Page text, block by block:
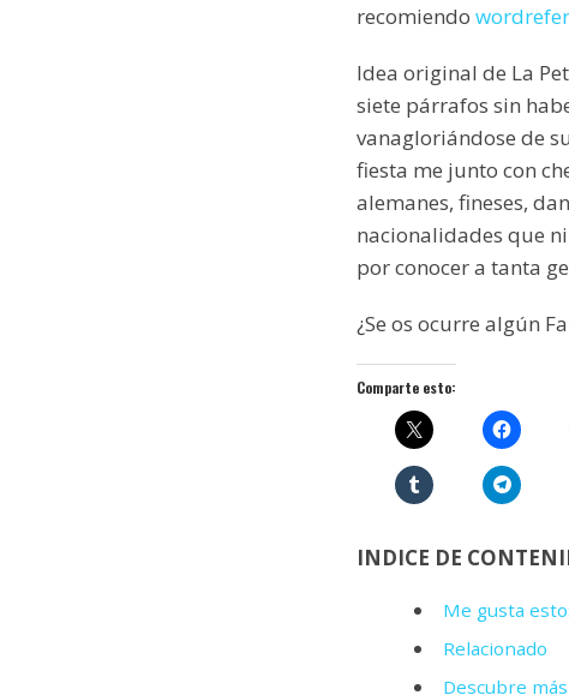
recomiendo
Idea original de La
siete párrafos sin
vanagloriándose de
fiesta me junto con
alemanes, fineses,
nacionalidades que
por conocer a tanta
¿Se os ocurre algún
Comparte esto:
INDICE DE
Me gusta esto:
Relacionado
Descubre